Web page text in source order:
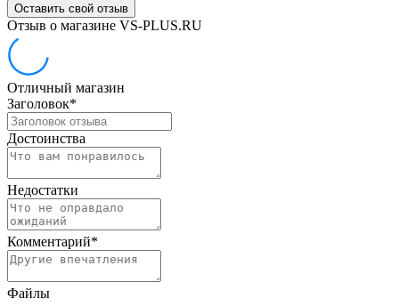
Оставить свой отзыв
Отзыв о магазине VS-PLUS.RU
Отличный магазин
Заголовок*
Достоинства
Недостатки
Комментарий*
Файлы